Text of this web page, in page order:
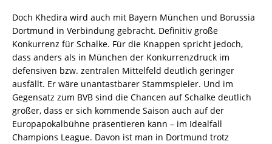
Doch Khedira wird auch mit Bayern München und Borussia
Dortmund in Verbindung gebracht. Definitiv große
Konkurrenz für Schalke. Für die Knappen spricht jedoch,
dass anders als in München der Konkurrenzdruck im
defensiven bzw. zentralen Mittelfeld deutlich geringer
ausfällt. Er wäre unantastbarer Stammspieler. Und im
Gegensatz zum BVB sind die Chancen auf Schalke deutlich
größer, dass er sich kommende Saison auch auf der
Europapokalbühne präsentieren kann – im Idealfall
Champions League. Davon ist man in Dortmund trotz